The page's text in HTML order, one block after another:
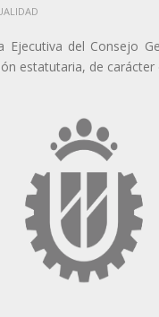
Ejecutiva del Consejo
estatutaria, de